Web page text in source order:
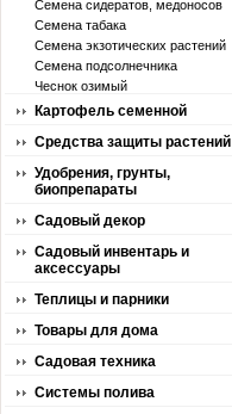
Семена сидератов, медоносов
Семена табака
Семена экзотических растений
Семена подсолнечника
Чеснок озимый
Картофель семенной
Средства защиты растений
Удобрения, грунты,
биопрепараты
Садовый декор
Садовый инвентарь и
аксессуары
Теплицы и парники
Товары для дома
Садовая техника
Системы полива